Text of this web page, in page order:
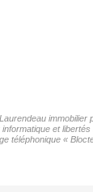
et
téléphonique «